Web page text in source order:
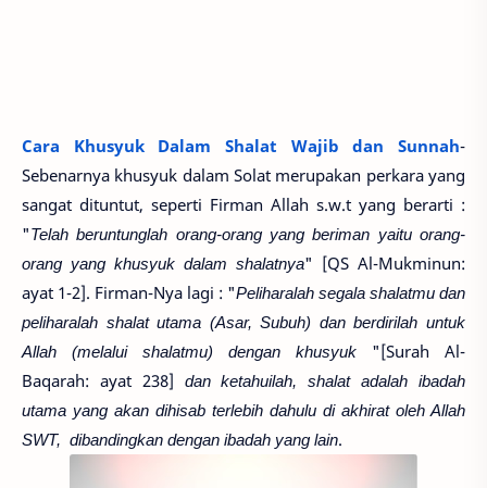
Cara Khusyuk Dalam Shalat Wajib dan Sunnah-
Sebenarnya khusyuk dalam Solat merupakan perkara yang
sangat dituntut, seperti Firman Allah s.w.t yang berarti :
"Telah beruntunglah orang-orang yang beriman yaitu orang-
orang yang khusyuk dalam shalatnya" [QS Al-Mukminun:
ayat 1-2]. Firman-Nya lagi : "Peliharalah segala shalatmu dan
peliharalah shalat utama (Asar, Subuh) dan berdirilah untuk
Allah (melalui shalatmu) dengan khusyuk "[Surah Al-
Baqarah: ayat 238] dan ketahuilah, shalat adalah ibadah
utama yang akan dihisab terlebih dahulu di akhirat oleh Allah
SWT, dibandingkan dengan ibadah yang lain.